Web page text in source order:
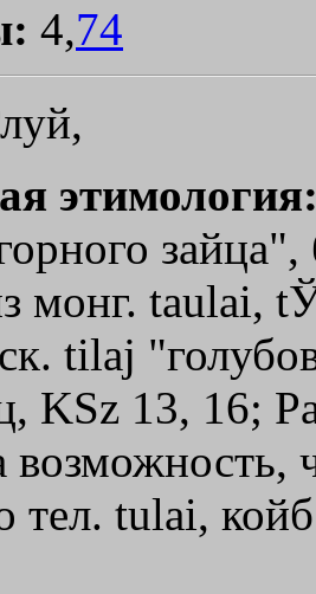
4,74
монг. taulai,
tіlaj
KSz 13, 16;
тел. tulai,